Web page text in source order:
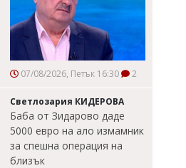
07/08/2026, Петък 16:30 2
Светлозария КИДЕРОВА
Баба от Зидарово даде
5000 евро на ало измамник
за спешна операция на
близък